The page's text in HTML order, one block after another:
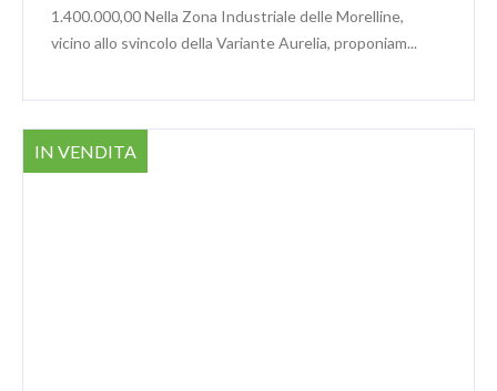
1.400.000,00 Nella Zona Industriale delle Morelline,
vicino allo svincolo della Variante Aurelia, proponiam...
IN VENDITA